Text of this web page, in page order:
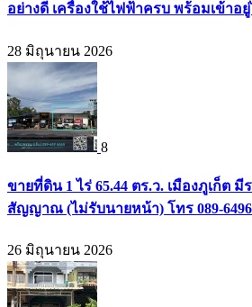
อย่างดี เครื่องใช้ไฟฟ้าครบ พร้อมเข้าอยู่
28 มิถุนายน 2026
8
ขายที่ดิน 1 ไร่ 65.44 ตร.ว. เมืองภูเก็ต มี
สัญญาณ (ไม่รับนายหน้า) โทร 089-
26 มิถุนายน 2026